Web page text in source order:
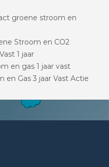
groene stroom en
Stroom en CO2
1 jaar
en gas 1 jaar vast
en Gas 3 jaar Vast Actie